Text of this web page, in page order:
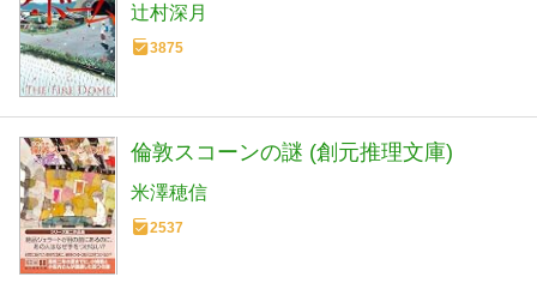
辻村深月
3875
倫敦スコーンの謎 (創元推理文庫)
米澤穂信
2537